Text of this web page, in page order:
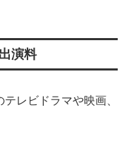
演料
レビドラマや映画、